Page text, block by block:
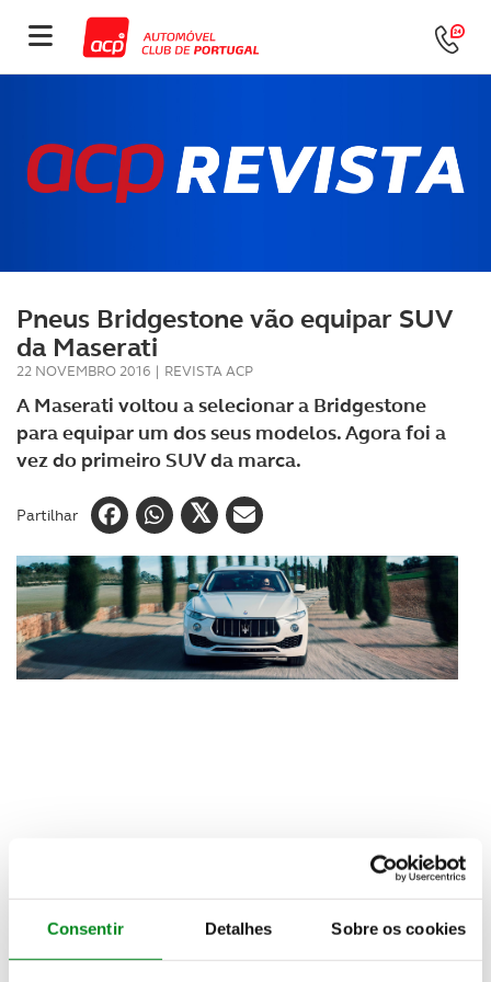
Consentir Detalhes Sobre os cookies
Pneus Bridgestone vão equipar SUV
da Maserati
22 NOVEMBRO 2016 | REVISTA ACP
A Maserati voltou a selecionar a Bridgestone
para equipar um dos seus modelos. Agora foi a
vez do primeiro SUV da marca.
Partilhar
A Maserati selecionou a Bridgestone para equipar o
novo Levante, o primeiro SUV da marca de luxo.
A Bridgestone desenvolveu o pneu Dueler H/P
Sport especificamente a pensar nos SUV’s de